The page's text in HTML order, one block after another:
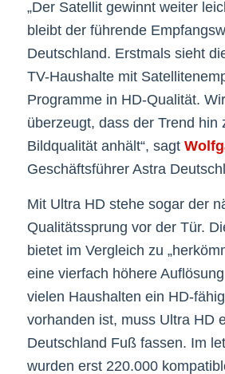
„Der Satellit gewinnt weiter
bleibt der führende
Deutschland. Erstmals sieht
TV-Haushalte mit
Programme in HD-Qualität.
überzeugt, dass der Trend hin
Bildqualität anhält“, sagt
Geschäftsführer Astra
Mit Ultra HD stehe sogar der
Qualitätssprung vor der Tür.
bietet im Vergleich zu
eine vierfach höhere
vielen Haushalten ein HD-
vorhanden ist, muss Ultra HD
Deutschland Fuß fassen. Im
wurden erst 220.000